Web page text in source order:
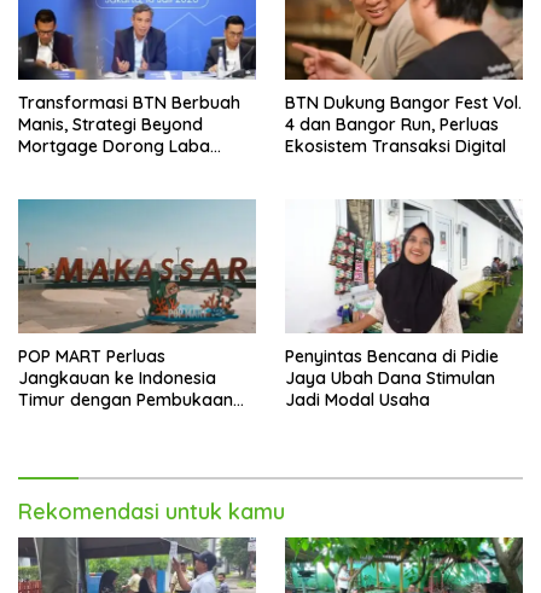
Transformasi BTN Berbuah
Manis, Strategi Beyond
Mortgage Dorong Laba
BTN Dukung Bangor Fest Vol.
4 dan Bangor Run, Perluas
Ekosistem Transaksi Digital
POP MART Perluas
Jangkauan ke Indonesia
Timur dengan Pembukaan
Penyintas Bencana di Pidie
Jaya Ubah Dana Stimulan
Jadi Modal Usaha
Rekomendasi untuk kamu